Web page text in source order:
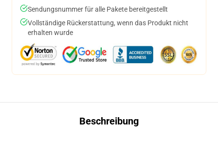
Sendungsnummer für alle Pakete bereitgestellt
Vollständige Rückerstattung, wenn das Produkt nicht
erhalten wurde
Beschreibung